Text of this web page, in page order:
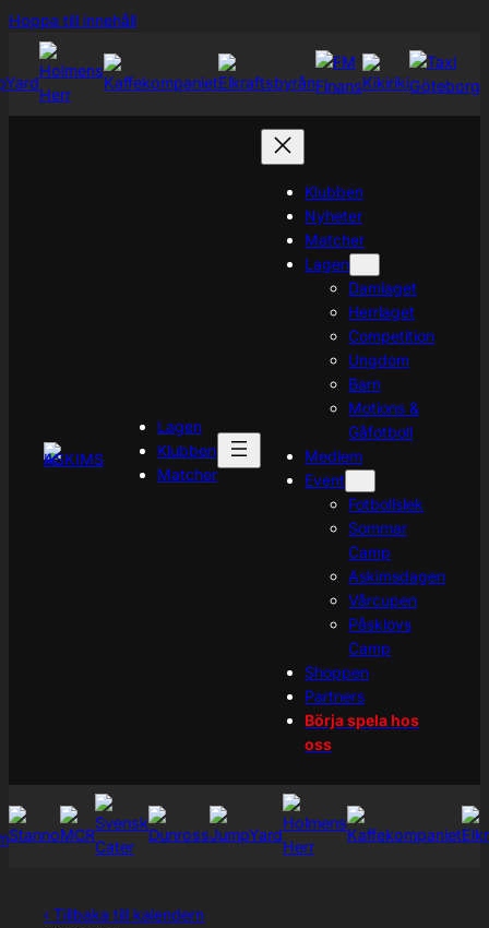
Hoppa till innehållHoppa
Lagen
Klubben
Matcher
Klubben
Nyheter
Matcher
Lagen
Damlaget
Herrlaget
Competition
Ungdom
Barn
Motions &
Gåfotboll
Medlem
Event
Fotbollslek
Sommar
Camp
Askimsdagen
Vårcupen
Påsklovs
Camp
Shoppen
Partners
Börja spela hos
oss
‹ Tillbaka till kalendern